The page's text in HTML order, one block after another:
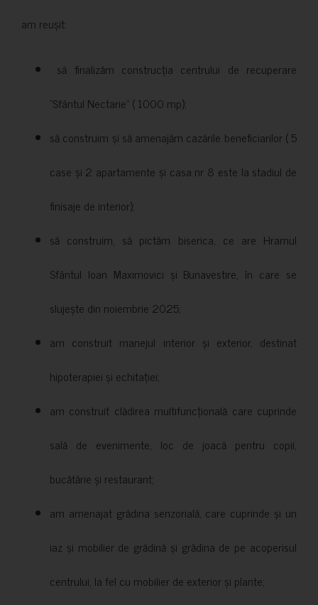
am reușit:
să finalizăm construcția centrului de recuperare
”Sfântul Nectarie” ( 1000 mp);
să construim și să amenajăm cazările beneficiarilor ( 5
case și 2 apartamente și casa nr 8 este la stadiul de
finisaje de interior);
să construim, să pictăm biserica, ce are Hramul
Sfântul Ioan Maximovici și Bunavestire, în care se
slujește din noiembrie 2025;
am construit manejul interior și exterior, destinat
hipoterapiei și echitației;
am construit clădirea multifuncțională care cuprinde
sală de evenimente, loc de joacă pentru copii,
bucătărie și restaurant;
am amenajat grădina senzorială, care cuprinde și un
iaz și mobilier de grădină și grădina de pe acoperisul
centrului, la fel cu mobilier de exterior și plante;